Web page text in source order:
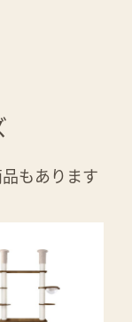
もあります